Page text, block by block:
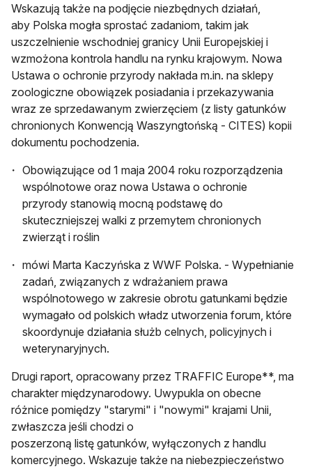
Wskazują także na podjęcie niezbędnych działań,
aby Polska mogła sprostać zadaniom, takim jak
uszczelnienie wschodniej granicy Unii Europejskiej i
wzmożona kontrola handlu na rynku krajowym. Nowa
Ustawa o ochronie przyrody nakłada m.in. na sklepy
zoologiczne obowiązek posiadania i przekazywania
wraz ze sprzedawanym zwierzęciem (z listy gatunków
chronionych Konwencją Waszyngtońską - CITES) kopii
dokumentu pochodzenia.
Obowiązujące od 1 maja 2004 roku rozporządzenia
wspólnotowe oraz nowa Ustawa o ochronie
przyrody stanowią mocną podstawę do
skuteczniejszej walki z przemytem chronionych
zwierząt i roślin
mówi Marta Kaczyńska z WWF Polska. - Wypełnianie
zadań, związanych z wdrażaniem prawa
wspólnotowego w zakresie obrotu gatunkami będzie
wymagało od polskich władz utworzenia forum, które
skoordynuje działania służb celnych, policyjnych i
weterynaryjnych.
Drugi raport, opracowany przez TRAFFIC Europe**, ma
charakter międzynarodowy. Uwypukla on obecne
różnice pomiędzy "starymi" i "nowymi" krajami Unii,
zwłaszcza jeśli chodzi o
poszerzoną listę gatunków, wyłączonych z handlu
komercyjnego. Wskazuje także na niebezpieczeństwo